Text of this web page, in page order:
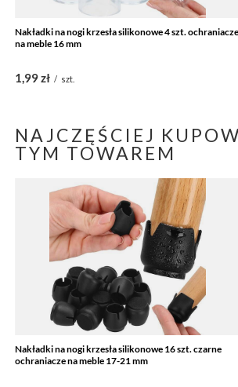
Nakładki na nogi krzesła silikonowe 4 szt. ochraniacze
na meble 16 mm
1,99 zł / szt.
NAJCZĘŚCIEJ
TYM TOWAREM
Nakładki na nogi krzesła silikonowe 16 szt. czarne
ochraniacze na meble 17-21 mm